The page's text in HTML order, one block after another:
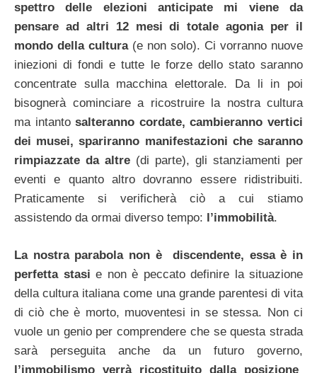
spettro delle elezioni anticipate mi viene da
pensare ad altri 12 mesi di totale agonia per il
mondo della cultura (e non solo). Ci vorranno nuove
iniezioni di fondi e tutte le forze dello stato saranno
concentrate sulla macchina elettorale. Da li in poi
bisognerà cominciare a ricostruire la nostra cultura
ma intantosalteranno cordate, cambieranno vertici
dei musei, spariranno manifestazioni che saranno
rimpiazzate da altre (di parte), gli stanziamenti per
eventi e quanto altro dovranno essere ridistribuiti.
Praticamente si verificherà ciò a cui stiamo
assistendo da ormai diverso tempo:
l’immobilità.
La nostra parabola non è discendente, essa è in
perfetta stasi e non è peccato definire la situazione
della cultura italiana come una grande parentesi di vita
di ciò che è morto, muoventesi in se stessa. Non ci
vuole un genio per comprendere che se questa strada
sarà perseguita anche da un futuro governo,
l’immobilismo verrà ricostituito dalla posizione